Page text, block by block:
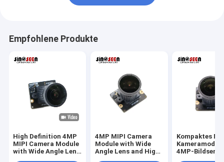
Empfohlene Produkte
High Definition 4MP
MIPI Camera Module
with Wide Angle Lens
4MP MIPI Camera
Module with Wide
Angle Lens and High
Kompaktes
Kameramodul
4MP-